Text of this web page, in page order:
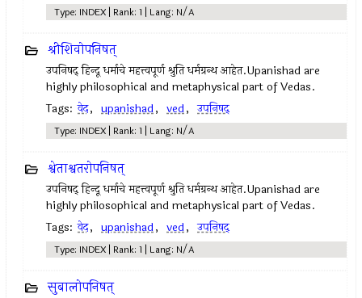
Type: INDEX | Rank: 1 | Lang: N/A
श्रीशिवोपनिषत्
उपनिषद् हिन्दू धर्माचे महत्त्वपूर्ण श्रुति धर्मग्रन्थ आहेत.Upanishad are
highly philosophical and metaphysical part of Vedas.
Tags: वेद, upanishad, ved, उपनिषद्
Type: INDEX | Rank: 1 | Lang: N/A
श्वेताश्वतरोपनिषत्
उपनिषद् हिन्दू धर्माचे महत्त्वपूर्ण श्रुति धर्मग्रन्थ आहेत.Upanishad are
highly philosophical and metaphysical part of Vedas.
Tags: वेद, upanishad, ved, उपनिषद्
Type: INDEX | Rank: 1 | Lang: N/A
सुबालोपनिषत्